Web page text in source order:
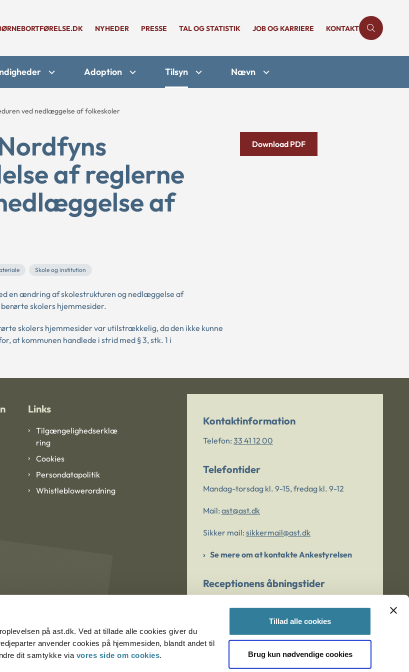
på ast.dk. Ved at tillade alle cookies giver du
anvender cookies på hjemmesiden, blandt andet til
dit samtykke via vores side om cookies.
Tillad alle cookies
Brug kun nødvendige cookies
NYHEDER PRESSE TAL OG STATISTIK JOB OG KARRIERE KONTAKT
Adoption Tilsyn Nævn
ved nedlæggelse af folkeskoler
af reglerne
af
Skole og institution
en ændring af skolestrukturen og nedlæggelse af
skolers hjemmesider.
skolers hjemmesider var utilstrækkelig, da den ikke kunne
at kommunen handlede i strid med § 3, stk. 1 i
Download PDF
Links
Tilgængelighedserklæ
ring
Cookies
Persondatapolitik
Whistleblowerordning
Kontaktinformation
Telefon: 33 41 12 00
Telefontider
Mandag-torsdag kl. 9-15, fredag kl. 9-12
Mail: ast@ast.dk
Sikker mail: sikkermail@ast.dk
Se mere om at kontakte Ankestyrelsen
Receptionens åbningstider
Er du bekymret for et barn/en ung?